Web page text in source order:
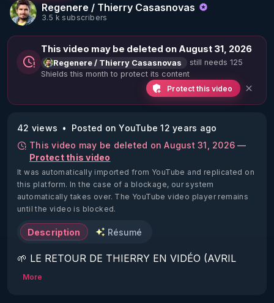
Regenere / Thierry Casasnovas
3.5 k subscribers
This video may be deleted on August 31, 2026
Regenere / Thierry Casasnovas
still needs 125
Shields this month to protect its content
Protect this video
42 views
Posted on YouTube 12 years ago
This video may be deleted on August 31, 2026 —
Protect this video
It was automatically imported from YouTube and replicated on
this platform. In the case of a blockage, our system
automatically takes over. The YouTube video player remains
until the video is blocked.
Description Résumé
🌱 LE RETOUR DE THIERRY EN VIDÉO (AVRIL
2022)!
More